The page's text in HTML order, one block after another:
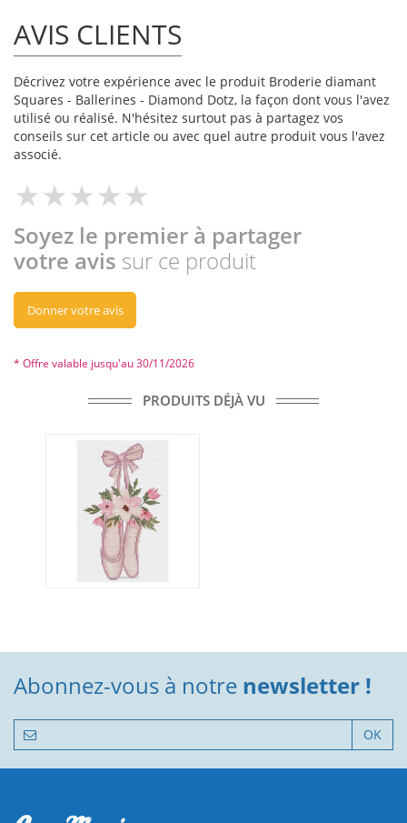
AVIS CLIENTS
Décrivez votre expérience avec le produit Broderie diamant
Squares - Ballerines - Diamond Dotz, la façon dont vous l'avez
utilisé ou réalisé. N'hésitez surtout pas à partagez vos
conseils sur cet article ou avec quel autre produit vous l'avez
associé.
Soyez le premier à partager
votre avis sur ce produit
Donner votre avis
* Offre valable jusqu'au 30/11/2026
PRODUITS DÉJÀ VU
Abonnez-vous à notre newsletter !
OK